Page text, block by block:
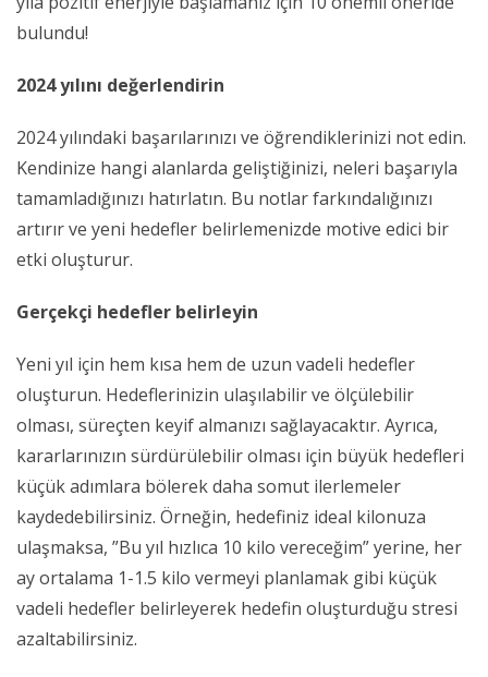
bulundu!
2024 yılını değerlendirin
2024 yılındaki başarılarınızı ve öğrendiklerinizi not edin.
Kendinize hangi alanlarda geliştiğinizi, neleri başarıyla
tamamladığınızı hatırlatın. Bu notlar farkındalığınızı
artırır ve yeni hedefler belirlemenizde motive edici bir
etki oluşturur.
Gerçekçi hedefler belirleyin
Yeni yıl için hem kısa hem de uzun vadeli hedefler
oluşturun. Hedeflerinizin ulaşılabilir ve ölçülebilir
olması, süreçten keyif almanızı sağlayacaktır. Ayrıca,
kararlarınızın sürdürülebilir olması için büyük hedefleri
küçük adımlara bölerek daha somut ilerlemeler
kaydedebilirsiniz. Örneğin, hedefiniz ideal kilonuza
ulaşmaksa, ”Bu yıl hızlıca 10 kilo vereceğim” yerine, her
ay ortalama 1-1.5 kilo vermeyi planlamak gibi küçük
vadeli hedefler belirleyerek hedefin oluşturduğu stresi
azaltabilirsiniz.